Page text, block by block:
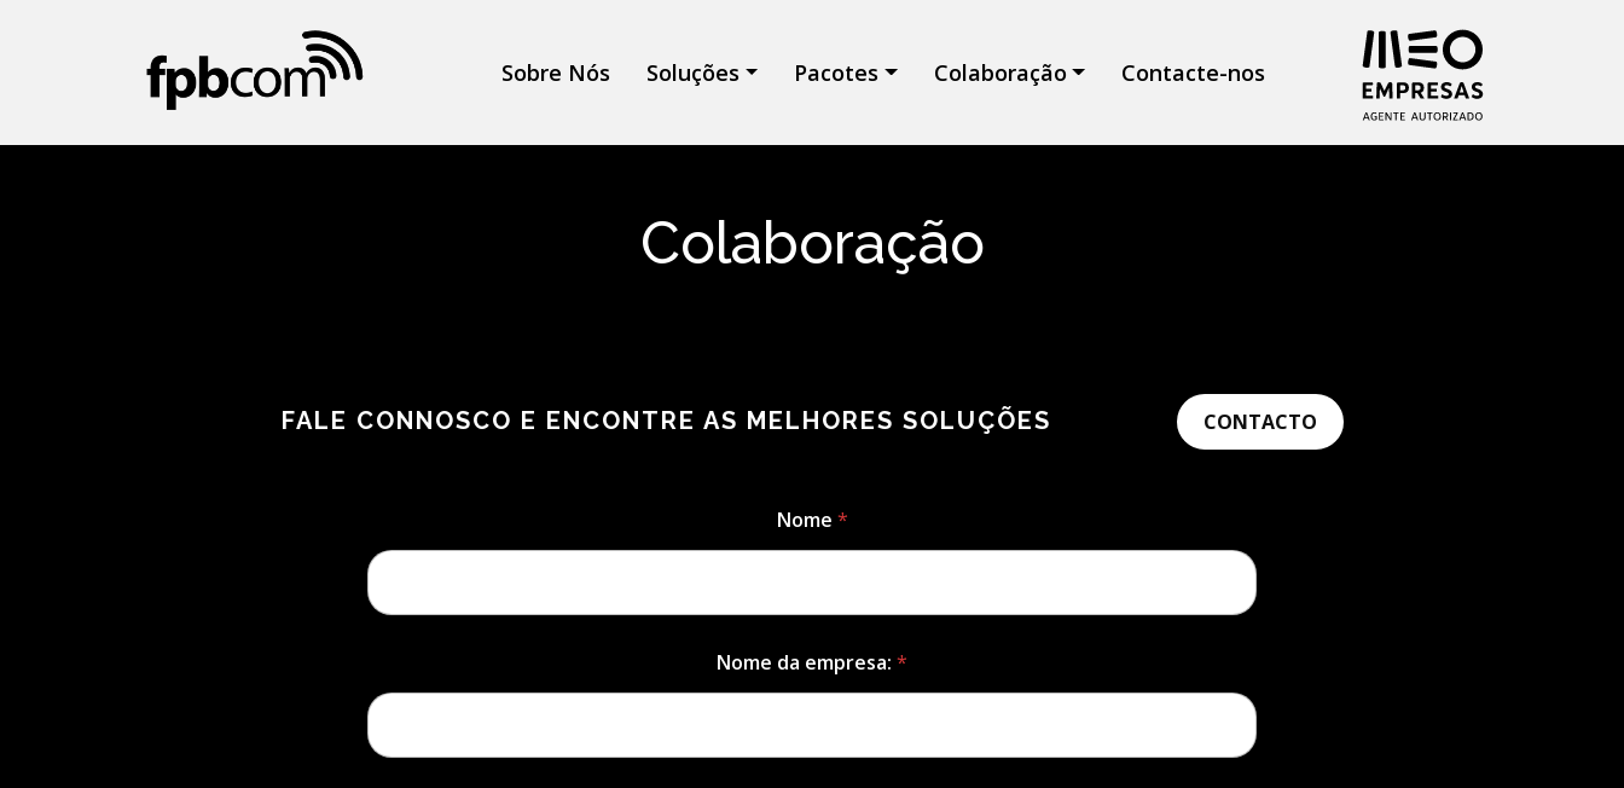
Sobre Nós Soluções Pacotes Colaboração Contacte-nos
Colaboração
FALE CONNOSCO E ENCONTRE AS MELHORES SOLUÇÕES CONTACTO
Nome *
Nome da empresa: *